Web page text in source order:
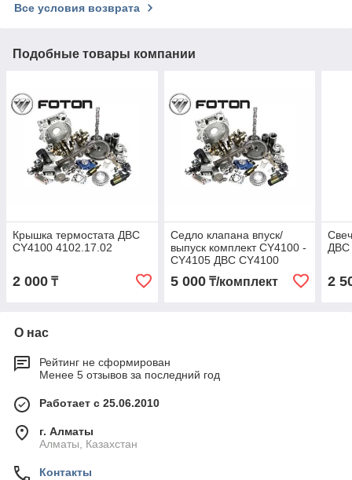
Все условия возврата
Подобные товары компании
Крышка термостата ДВС
CY4100 4102.17.02
2 000 ₸
Седло клапана впуск/
выпуск комплект CY4100 -
CY4105 ДВС CY4100
6102.01.06
5 000₸/комплект
ДВС
2
О нас
Рейтинг не сформирован
Менее 5 отзывов за последний год
Работает с 25.06.2010
г. Алматы
Алматы, Казахстан
Контакты